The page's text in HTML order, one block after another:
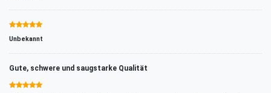
Unbekannt
Gute, schwere und saugstarke Qualität